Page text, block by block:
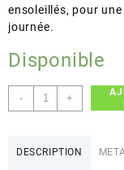
ensoleillés, pour
journée.
Disponible
-
quantité
de
+
DESCRIPTION